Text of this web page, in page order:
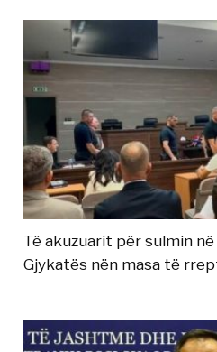
Të akuzuarit për sulmin
Gjykatës nën masa të